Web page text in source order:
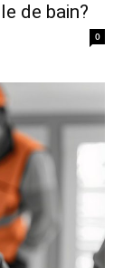
de bain?
0